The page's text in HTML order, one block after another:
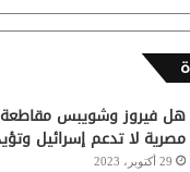
هل فيروز وشويبس
مصرية لا تدعم إسرائيل
29 أكتوبر، 2023